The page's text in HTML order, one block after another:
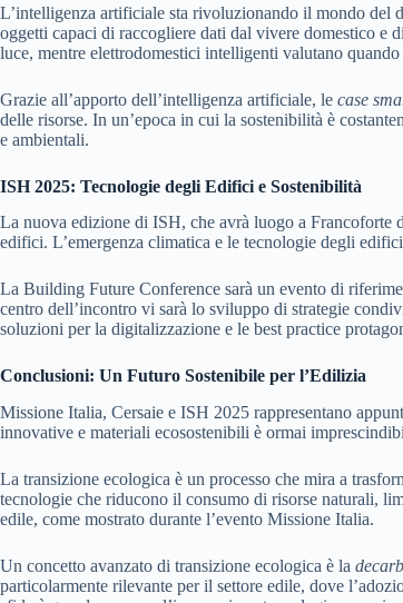
L’intelligenza artificiale sta rivoluzionando il mondo del
oggetti capaci di raccogliere dati dal vivere domestico e
luce, mentre elettrodomestici intelligenti valutano
Grazie all’apporto dell’intelligenza artificiale, le case
delle risorse. In un’epoca in cui la sostenibilità è
e ambientali.
ISH 2025: Tecnologie degli Edifici e Sostenibilità
La nuova edizione di ISH, che avrà luogo a Francoforte
edifici. L’emergenza climatica e le tecnologie degli
La Building Future Conference sarà un evento di
centro dell’incontro vi sarà lo sviluppo di strategie
soluzioni per la digitalizzazione e le best practice
Conclusioni: Un Futuro Sostenibile per l’Edilizia
Missione Italia, Cersaie e ISH 2025 rappresentano
innovative e materiali ecosostenibili è ormai
La transizione ecologica è un processo che mira a
tecnologie che riducono il consumo di risorse naturali,
edile, come mostrato durante l’evento Missione Italia.
Un concetto avanzato di transizione ecologica è la
particolarmente rilevante per il settore edile, dove